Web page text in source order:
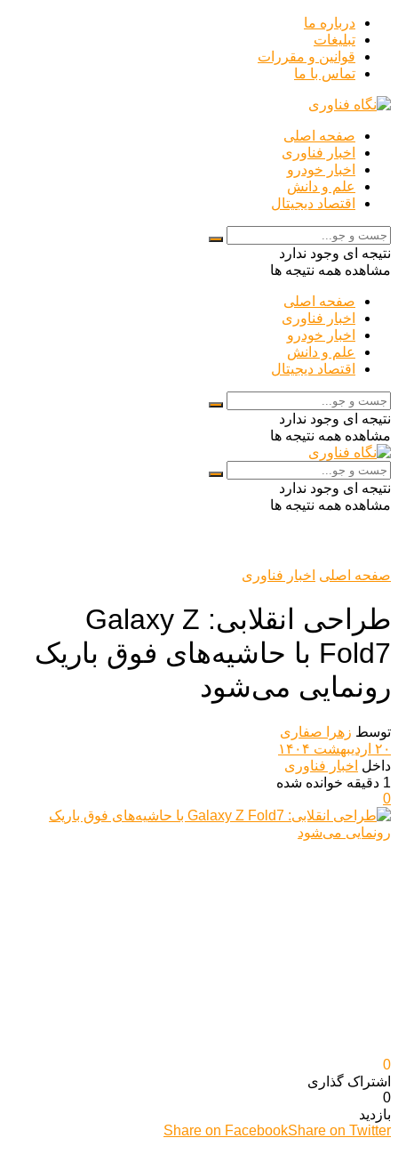
درباره ما
تبلیغات
قوانین و مقررات
تماس با ما
صفحه اصلی
اخبار فناوری
اخبار خودرو
علم و دانش
اقتصاد دیجیتال
نتیجه ای وجود ندارد
مشاهده همه نتیجه ها
صفحه اصلی
اخبار فناوری
اخبار خودرو
علم و دانش
اقتصاد دیجیتال
نتیجه ای وجود ندارد
مشاهده همه نتیجه ها
نتیجه ای وجود ندارد
مشاهده همه نتیجه ها
صفحه اصلی اخبار فناوری
طراحی انقلابی: Galaxy Z
Fold7 با حاشیه‌های فوق باریک
رونمایی می‌شود
توسط زهرا صفاری
۲۰ اردیبهشت ۱۴۰۴
داخل اخبار فناوری
1 دقیقه خوانده شده
0
0
اشتراک گذاری‌
0
بازدید
Share on FacebookShare on Twitter